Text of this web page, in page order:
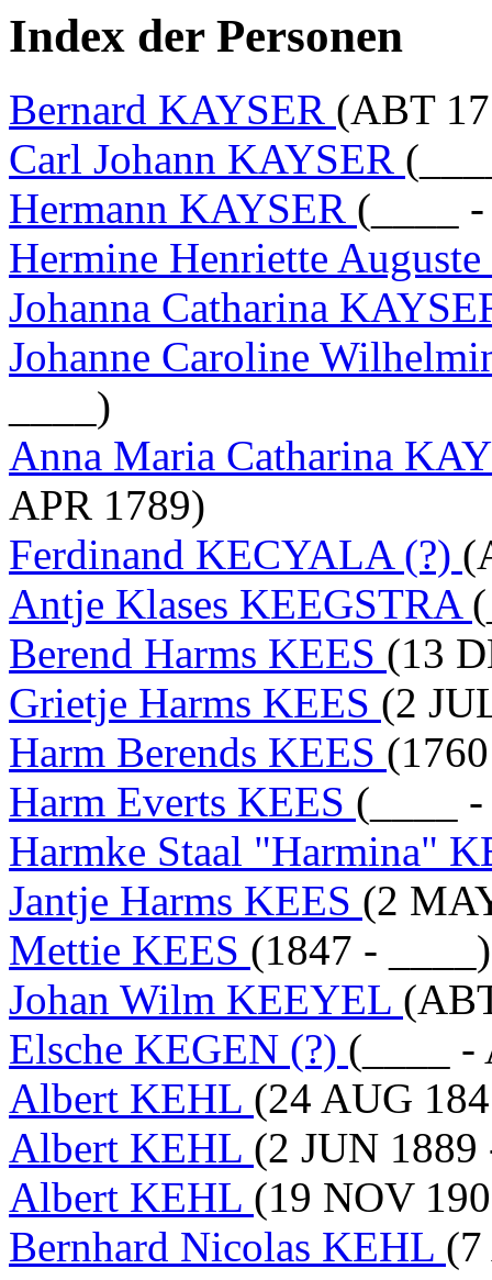
Index der Personen
Bernard KAYSER (ABT
Carl Johann KAYSER
Hermann KAYSER (____
Hermine Henriette
Johanna Catharina
Johanne Caroline
____)
Anna Maria Catharina
APR 1789)
Ferdinand KECYALA (?)
Antje Klases KEEGSTRA
Berend Harms KEES (13
Grietje Harms KEES (2
Harm Berends KEES
Harm Everts KEES (____
Harmke Staal "Harmina"
Jantje Harms KEES (2
Mettie KEES (1847 - ____)
Johan Wilm KEEYEL
Elsche KEGEN (?) (____ -
Albert KEHL (24 AUG
Albert KEHL (2 JUN 1889
Albert KEHL (19 NOV
Bernhard Nicolas KEHL